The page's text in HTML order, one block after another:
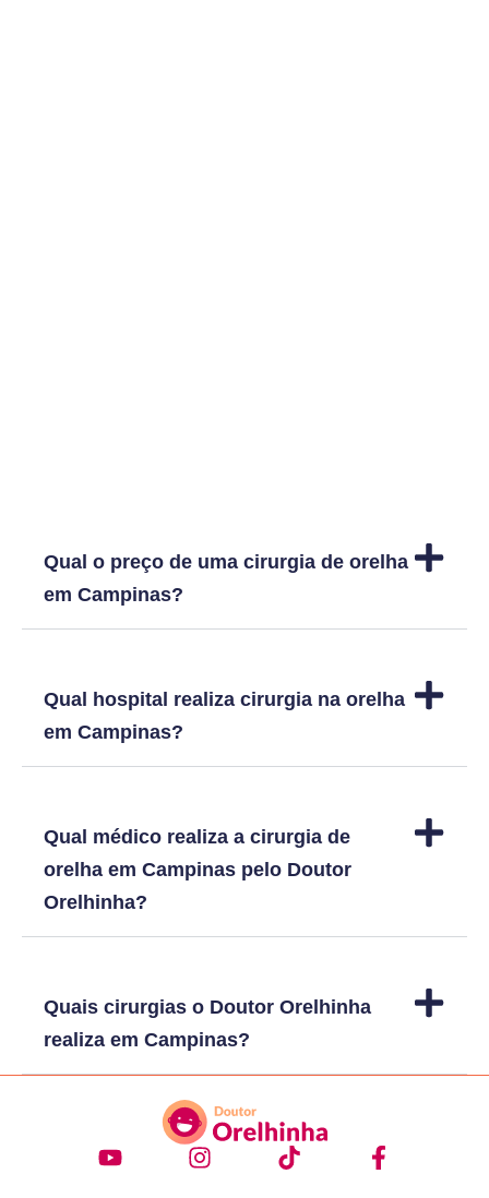
Qual o preço de uma cirurgia de orelha
em Campinas?
Qual hospital realiza cirurgia na orelha
em Campinas?
Qual médico realiza a cirurgia de
orelha em Campinas pelo Doutor
Orelhinha?
Quais cirurgias o Doutor Orelhinha
realiza em Campinas?